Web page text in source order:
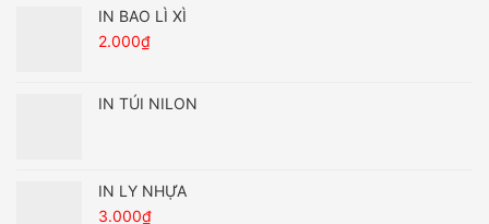
IN BAO LÌ XÌ
2.000₫
IN TÚI NILON
IN LY NHỰA
3.000₫